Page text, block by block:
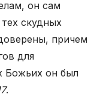
он сам
скудных
причем
для
Божьих он был
.